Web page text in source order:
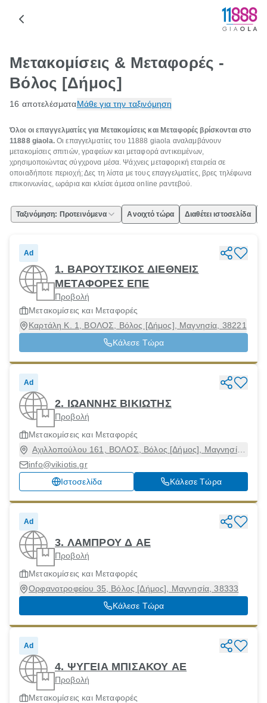
Μετακομίσεις & Μεταφορές -
Βόλος [Δήμος]
16 αποτελέσματαΜάθε για την ταξινόμηση
Όλοι οι επαγγελματίες για Μετακομίσεις και Μεταφορές βρίσκονται στο
11888 giaola.Οι επαγγελματίες του 11888 giaola αναλαμβάνουν
μετακομίσεις σπιτιών, γραφείων και μεταφορά αντικειμένων,
χρησιμοποιώντας σύγχρονα μέσα. Ψάχνεις μεταφορική εταιρεία σε
οποιαδήποτε περιοχή; Δες τη λίστα με τους επαγγελματίες, βρες τηλέφωνα
επικοινωνίας, ωράρια και κλείσε άμεσα online ραντεβού.
Ταξινόμηση: Προτεινόμενα Ανοιχτό τώρα Διαθέτει ιστοσελίδα
Ad
1. ΒΑΡΟΥΤΣΙΚΟΣ ΔΙΕΘΝΕΙΣ
ΜΕΤΑΦΟΡΕΣ ΕΠΕ
Προβολή
Μετακομίσεις και Μεταφορές
Καρτάλη Κ. 1, ΒΟΛΟΣ, Βόλος [Δήμος], Μαγνησία, 38221
Κάλεσε Τώρα
Ad
2. ΙΩΑΝΝΗΣ ΒΙΚΙΩΤΗΣ
Προβολή
Μετακομίσεις και Μεταφορές
Αχιλλοπούλου 161, ΒΟΛΟΣ, Βόλος [Δήμος], Μαγνησία,
info@vikiotis.gr
Ιστοσελίδα
Κάλεσε Τώρα
Ad
3. ΛΑΜΠΡΟΥ Δ ΑΕ
Προβολή
Μετακομίσεις και Μεταφορές
Ορφανοτροφείου 35, Βόλος [Δήμος], Μαγνησία, 38333
Κάλεσε Τώρα
Ad
4. ΨΥΓΕΙΑ ΜΠΙΣΑΚΟΥ ΑΕ
Προβολή
Μετακομίσεις και Μεταφορές